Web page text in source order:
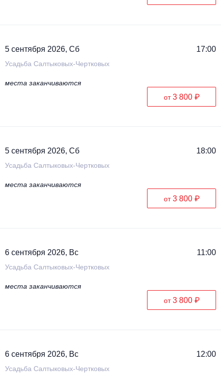
5 сентября 2026, Сб 17:00
Усадьба Салтыковых-Чертковых
места заканчиваются
от3 800 ₽
5 сентября 2026, Сб 18:00
Усадьба Салтыковых-Чертковых
места заканчиваются
от3 800 ₽
6 сентября 2026, Вс 11:00
Усадьба Салтыковых-Чертковых
места заканчиваются
от3 800 ₽
6 сентября 2026, Вс 12:00
Усадьба Салтыковых-Чертковых